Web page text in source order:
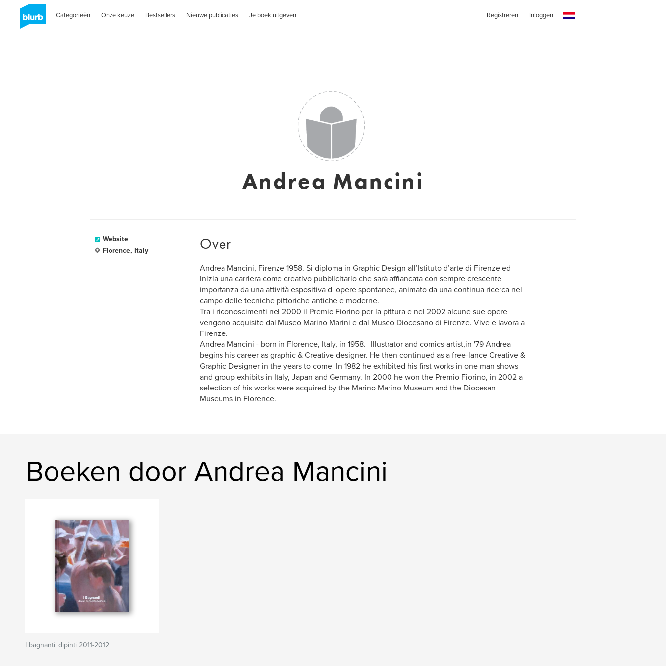
Categorieën Onze keuze Bestsellers Nieuwe publicaties Je boek uitgeven Registreren Inloggen
Andrea Mancini
Website
Florence, Italy
Over
Andrea Mancini, Firenze 1958. Si diploma in Graphic Design all’Istituto d’arte di Firenze ed
inizia una carriera come creativo pubblicitario che sarà affiancata con sempre crescente
importanza da una attività espositiva di opere spontanee, animato da una continua ricerca nel
campo delle tecniche pittoriche antiche e moderne.
Tra i riconoscimenti nel 2000 il Premio Fiorino per la pittura e nel 2002 alcune sue opere
vengono acquisite dal Museo Marino Marini e dal Museo Diocesano di Firenze. Vive e lavora a
Firenze.
Andrea Mancini - born in Florence, Italy, in 1958. Illustrator and comics-artist,in '79 Andrea
begins his career as graphic & Creative designer. He then continued as a free-lance Creative &
Graphic Designer in the years to come. In 1982 he exhibited his first works in one man shows
and group exhibits in Italy, Japan and Germany. In 2000 he won the Premio Fiorino, in 2002 a
selection of his works were acquired by the Marino Marino Museum and the Diocesan
Museums in Florence.
Boeken door Andrea Mancini
I bagnanti, dipinti 2011-2012